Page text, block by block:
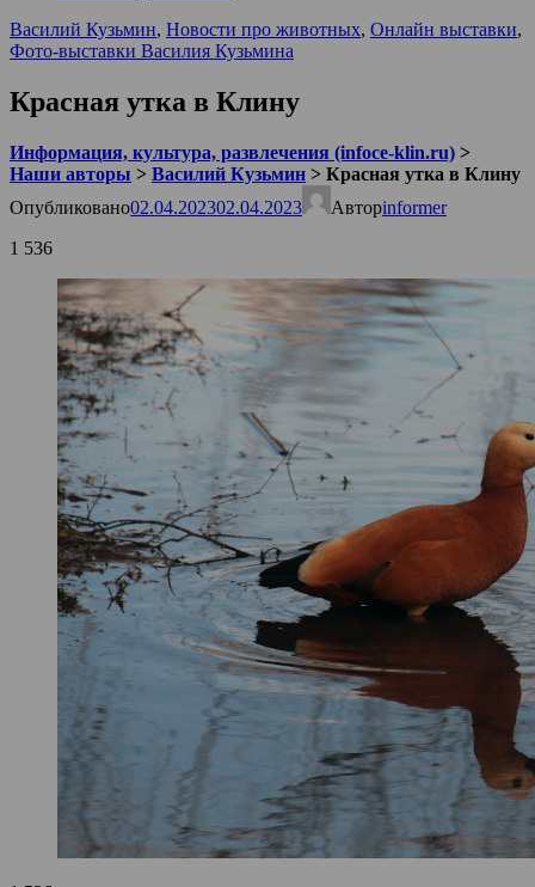
Василий Кузьмин, Новости про животных, Онлайн выставки,
Фото-выставки Василия Кузьмина
Красная утка в Клину
Информация, культура, развлечения (infoce-klin.ru) >
Наши авторы > Василий Кузьмин > Красная утка в Клину
Опубликовано02.04.202302.04.2023 Авторinformer
1 536